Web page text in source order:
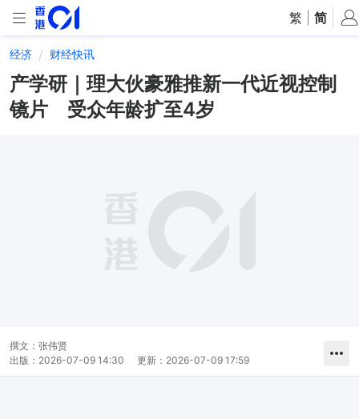
繁 简
经济 财经快讯
产学研｜理大伙豪雅推新一代近视控制
镜片 受众年龄扩至4岁
撰文： 张伟贤
出版： 2026-07-09 14:30 更新： 2026-07-09 17:59